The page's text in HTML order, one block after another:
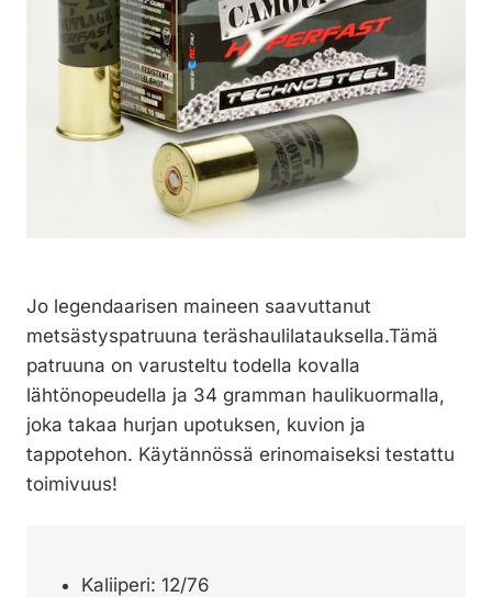
Jo legendaarisen maineen saavuttanut
metsästyspatruuna teräshaulilatauksella.Tämä
patruuna on varusteltu todella kovalla
lähtönopeudella ja 34 gramman haulikuormalla,
joka takaa hurjan upotuksen, kuvion ja
tappotehon. Käytännössä erinomaiseksi testattu
toimivuus!
Kaliiperi: 12/76